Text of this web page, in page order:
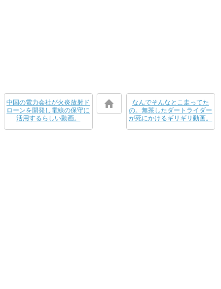
中国の電力会社が火炎放射ド
ローンを開発し電線の保守に
活用するらしい動画。
なんでそんなとこ走ってた
の。無茶したダートライダー
が死にかけるギリギリ動画。